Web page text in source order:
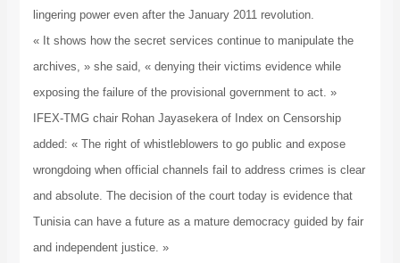
lingering power even after the January 2011 revolution.
« It shows how the secret services continue to manipulate the
archives, » she said, « denying their victims evidence while
exposing the failure of the provisional government to act. »
IFEX-TMG chair Rohan Jayasekera of Index on Censorship
added: « The right of whistleblowers to go public and expose
wrongdoing when official channels fail to address crimes is clear
and absolute. The decision of the court today is evidence that
Tunisia can have a future as a mature democracy guided by fair
and independent justice. »